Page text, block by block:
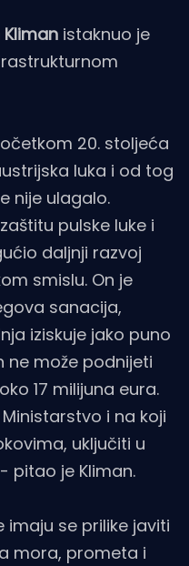
istaknuo je
20. stoljeća
luka i od tog
nije ulagalo.
pulske luke i
daljnji razvoj
smislu. On je
sanacija,
iziskuje jako puno
ne može podnijeti
17 milijuna eura.
i na koji
uključiti u
pitao je Kliman.
imaju se prilike javiti
mora, prometa i